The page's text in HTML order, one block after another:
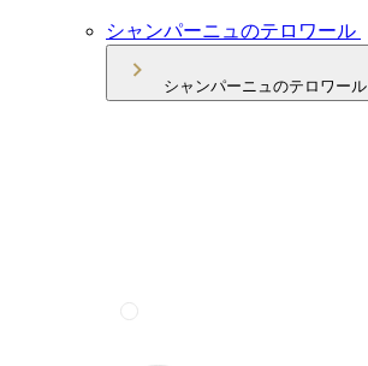
シャンパーニュのテロワール
シャンパーニュのテロワール